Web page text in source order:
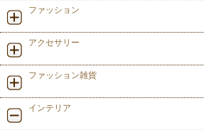
ファッション
アクセサリー
ファッション雑貨
インテリア